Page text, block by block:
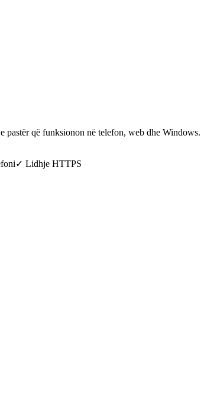
që funksionon në telefon, web dhe Windows.
✓ Lidhje HTTPS